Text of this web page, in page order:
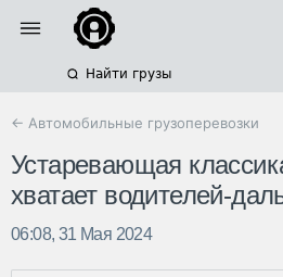
Найти грузы
← Автомобильные грузоперевозки
Устаревающая
хватает водителей-
06:08, 31 Мая 2024